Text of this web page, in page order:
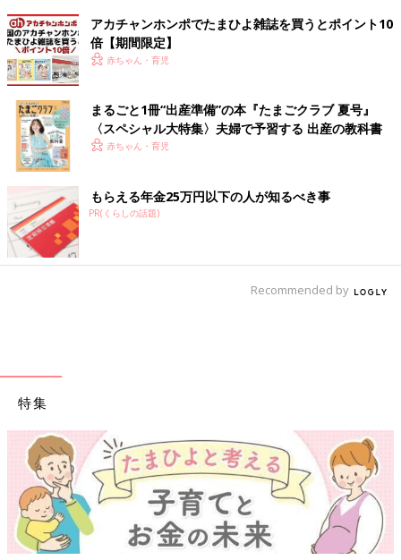
アカチャンホンポでたまひよ雑誌を買うとポイント10
倍【期間限定】
赤ちゃん・育児
まるごと1冊“出産準備”の本『たまごクラブ 夏号』
〈スペシャル大特集〉夫婦で予習する 出産の教科書
赤ちゃん・育児
もらえる年金25万円以下の人が知るべき事
PR(くらしの話題)
Recommended by
特集